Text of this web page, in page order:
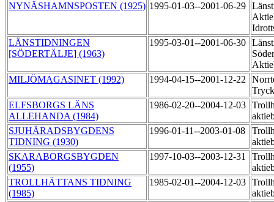
NYNÄSHAMNSPOSTEN (1925) 1995-01-03--2001-06-29
LÄNSTIDNINGEN
[SÖDERTÄLJE] (1963)
1995-03-01--2001-06-30
MILJÖMAGASINET (1992)
1994-04-15--2001-12-22
ELFSBORGS LÄNS
ALLEHANDA (1984)
1986-02-20--2004-12-03
SJUHÄRADSBYGDENS
TIDNING (1930)
1996-01-11--2003-01-08
SKARABORGSBYGDEN
(1955)
1997-10-03--2003-12-31
TROLLHÄTTANS TIDNING
(1985)
1985-02-01--2004-12-03